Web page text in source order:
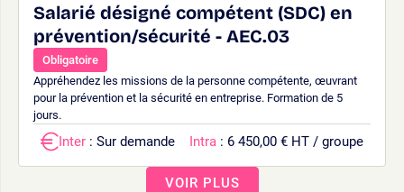
Salarié désigné compétent (SDC) en
prévention/sécurité - AEC.03
Obligatoire
Appréhendez les missions de la personne compétente, œuvrant
pour la prévention et la sécurité en entreprise. Formation de 5
jours.
Inter : Sur demande Intra : 6 450,00 € HT / groupe
VOIR PLUS